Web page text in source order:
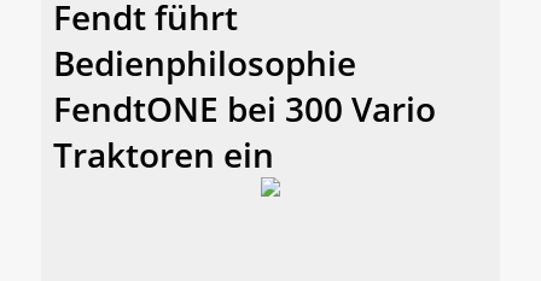
Fendt führt
Bedienphilosophie
FendtONE bei 300 Vario
Traktoren ein